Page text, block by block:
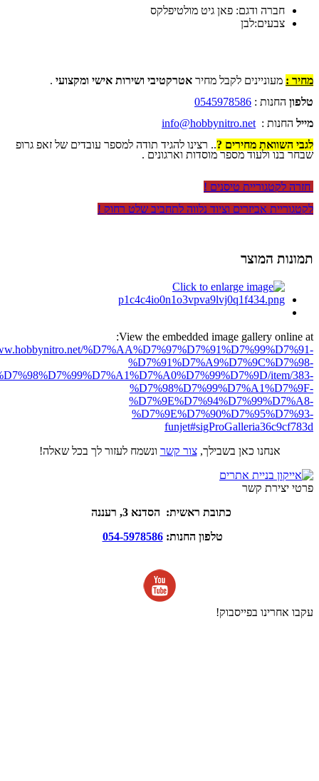
חברה ודגם: פאן גיט מולטיפלקס
צבעים:לבן
מחיר : מעוניינים לקבל מחיר אטרקטיבי ושירות אישי ומקצועי .
טלפון החנות : 0545978586
מייל החנות : info@hobbynitro.net
לגבי השוואת מחירים ?.. רצינו להגיד תודה למספר עובדים של זאפ גרופ
שבחר בנו ולעוד מספר מוסדות וארגונים .
חזרה לקטגוריית טיסנים !
לקטגוריית אביזרים וציוד נלווה לתחביב שלט רחוק !
תמונות המוצר
View the embedded image gallery online at:
%D7%AA%D7%97%D7%91%D7%99%D7%91-
%D7%91%D7%A9%D7%9C%D7%98-
item/383-
%D7%98%D7%99%D7%A1%D7%9F-
%D7%9E%D7%94%D7%99%D7%A8-
%D7%9E%D7%90%D7%95%D7%93-
funjet#sigProGalleria36c9cf783d
אנחנו כאן בשבילך,צור קשר ונשמח לעזור לך בכל שאלה!
פרטי יצירת קשר
כתובת ראשית: הסדנא 3, רעננה
טלפון החנות:054-5978586
עקבו אחרינו בפייסבוק!